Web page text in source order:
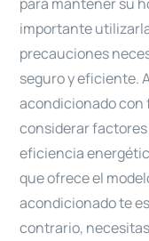
importante
precauciones
seguro y eficiente.
acondicionado con
considerar
eficiencia
que ofrece el
acondicionado te
contrario,